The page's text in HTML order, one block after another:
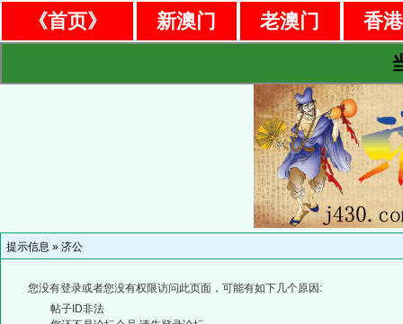
《首页》 新澳门 老澳门
香
提示信息 » 济公
您没有登录或者您没有权限访问此页面，可能有如下几个原因:
帖子ID非法